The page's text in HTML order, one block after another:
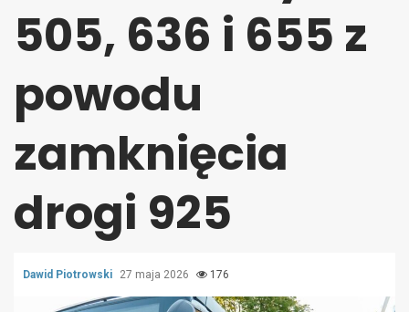
505, 636 i 655 z
powodu
zamknięcia
drogi 925
Dawid Piotrowski 27 maja 2026 176